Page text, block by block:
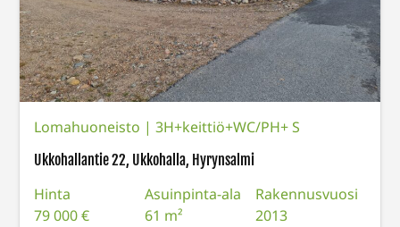
Lomahuoneisto |3H+keittiö+WC/PH+ S
Ukkohallantie 22, Ukkohalla, Hyrynsalmi
Hinta
79 000 €
Asuinpinta-ala
61 m²
Rakennusvuosi
2013